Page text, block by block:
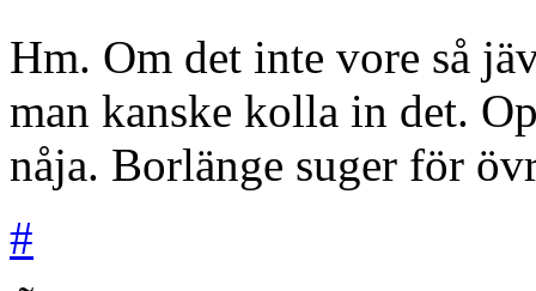
Hm. Om det inte vore så
man kanske kolla in det.
nåja. Borlänge suger för
#